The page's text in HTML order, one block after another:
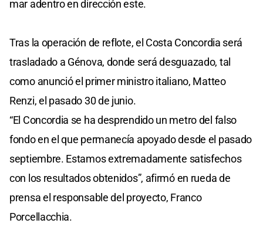
mar adentro en dirección este.
Tras la operación de reflote, el Costa Concordia será
trasladado a Génova, donde será desguazado, tal
como anunció el primer ministro italiano, Matteo
Renzi, el pasado 30 de junio.
“El Concordia se ha desprendido un metro del falso
fondo en el que permanecía apoyado desde el pasado
septiembre. Estamos extremadamente satisfechos
con los resultados obtenidos”, afirmó en rueda de
prensa el responsable del proyecto, Franco
Porcellacchia.